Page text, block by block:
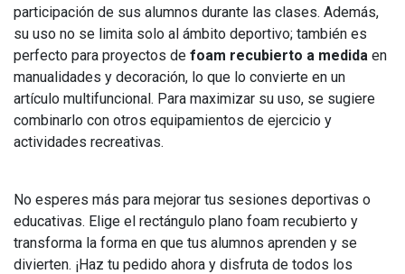
participación de sus alumnos durante las clases. Además,
su uso no se limita solo al ámbito deportivo; también es
perfecto para proyectos de foam recubierto a medida en
manualidades y decoración, lo que lo convierte en un
artículo multifuncional. Para maximizar su uso, se sugiere
combinarlo con otros equipamientos de ejercicio y
actividades recreativas.
No esperes más para mejorar tus sesiones deportivas o
educativas. Elige el rectángulo plano foam recubierto y
transforma la forma en que tus alumnos aprenden y se
divierten. ¡Haz tu pedido ahora y disfruta de todos los